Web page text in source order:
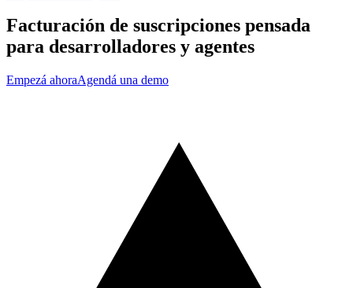
Facturación de suscripciones pensada
para desarrolladores y agentes
Empezá ahoraAgendá una demo